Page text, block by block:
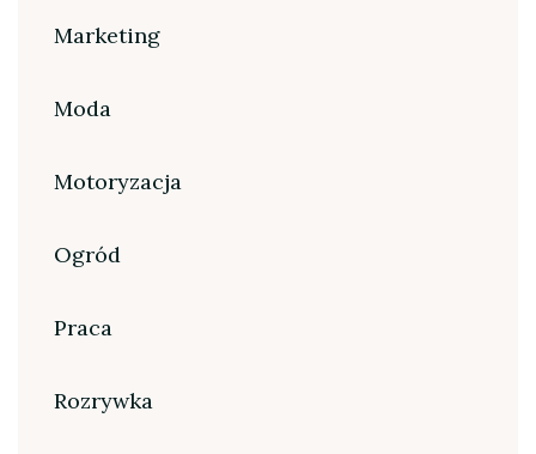
Marketing
Moda
Motoryzacja
Ogród
Praca
Rozrywka